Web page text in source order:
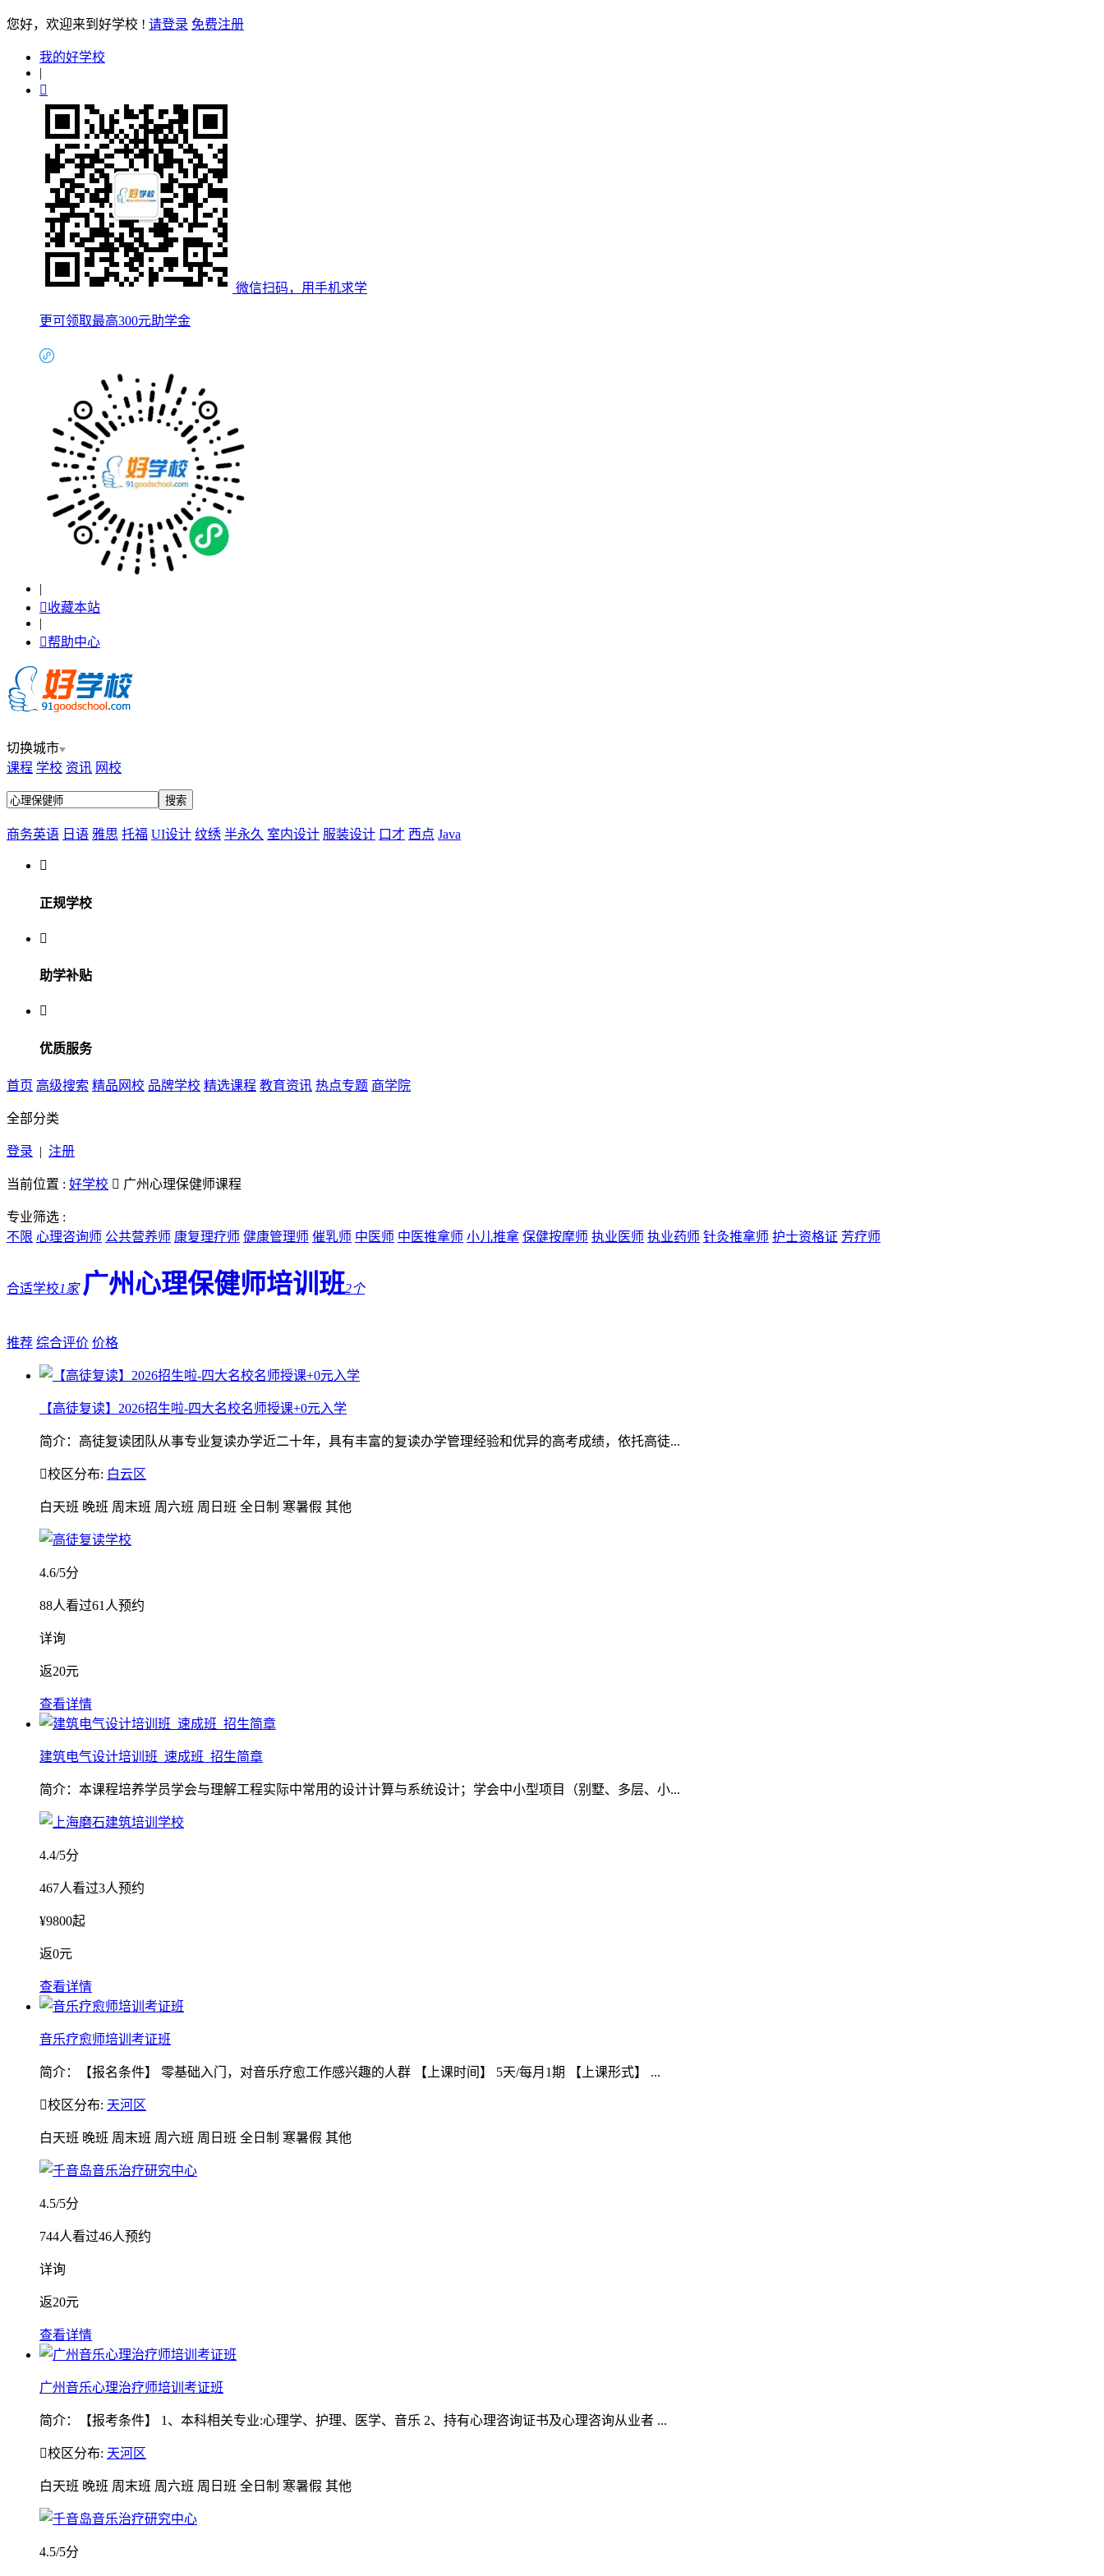
您好，欢迎来到好学校 ! 请登录 免费注册
我的好学校
|

微信扫码，用手机求学
更可领取最高300元助学金
|
收藏本站
|
帮助中心
切换城市
课程 学校 资讯 网校
商务英语 日语 雅思 托福 UI设计 纹绣 半永久 室内设计 服装设计 口才 西点 Java

正规学校

助学补贴

优质服务
首页 高级搜索 精品网校 品牌学校 精选课程 教育资讯 热点专题 商学院
全部分类
登录 | 注册
当前位置 : 好学校  广州心理保健师课程
专业筛选 :
不限 心理咨询师 公共营养师 康复理疗师 健康管理师 催乳师 中医师 中医推拿师 小儿推拿 保健按摩师 执业医师 执业药师 针灸推拿师 护士资格证 芳疗师
合适学校1家 广州心理保健师培训班2个
推荐 综合评价 价格
【高徒复读】2026招生啦-四大名校名师授课+0元入学
简介：高徒复读团队从事专业复读办学近二十年，具有丰富的复读办学管理经验和优异的高考成绩，依托高徒...
校区分布: 白云区
白天班 晚班 周末班 周六班 周日班 全日制 寒暑假 其他
4.6/5分
88人看过61 人预约
详询
返20元
查看详情
建筑电气设计培训班_速成班_招生简章
简介：本课程培养学员学会与理解工程实际中常用的设计计算与系统设计；学会中小型项目（别墅、多层、小...
4.4/5分
467人看过3人预约
¥9800起
返0元
查看详情
音乐疗愈师培训考证班
简介：【报名条件】 零基础入门，对音乐疗愈工作感兴趣的人群 【上课时间】 5天/每月1期 【上课形式】 ...
校区分布: 天河区
白天班 晚班 周末班 周六班 周日班 全日制 寒暑假 其他
4.5/5分
744人看过46人预约
详询
返20元
查看详情
广州音乐心理治疗师培训考证班
简介：【报考条件】 1、本科相关专业:心理学、护理、医学、音乐 2、持有心理咨询证书及心理咨询从业者 ...
校区分布: 天河区
白天班 晚班 周末班 周六班 周日班 全日制 寒暑假 其他
4.5/5分